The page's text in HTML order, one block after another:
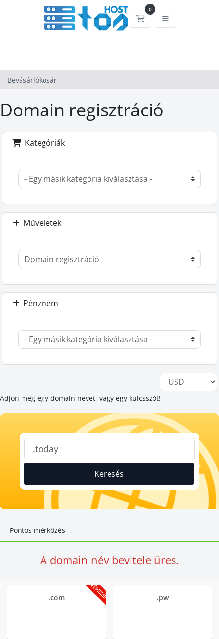
0
Bevásárlókosár
Bevásárlókosár
Domain regisztráció
Kategóriák
Műveletek
Pénznem
Adjon meg egy domain nevet, vagy egy kulcsszót!
Keresés
Pontos mérkőzés
A domain név bevitele üres.
NÉPSZERŰ
.com .pw